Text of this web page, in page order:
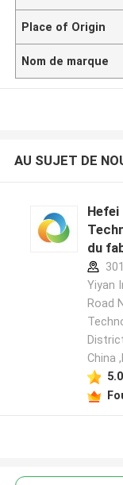
Place of Origin
Nom de marque
AU SUJET DE
Hefei
du
Yiyan
Road
China
5.0